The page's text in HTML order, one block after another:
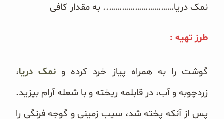
نمک دریا………………………….. به مقدار کافی
طرز تهیه :
گوشت را به همراه پیاز خرد کرده ونمک دریا،
زردچوبه و آب، در قابلمه ریخته و با شعله آرام بپزید.
پس از آنکه پخته شد، سیب زمینی و گوجه فرنگی را